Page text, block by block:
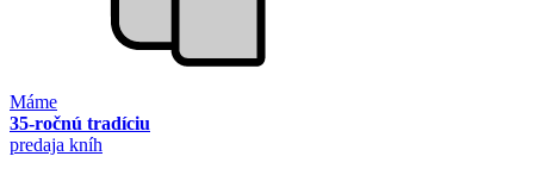
Máme
35-ročnú tradíciu
predaja kníh